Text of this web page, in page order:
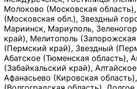
Молоково (Московская
(Московская обл.), Звездный
Мариинск, Мариуполь,
край), Мелитополь
(Пермский край), Звездный
Абатское (Тюменская область),
(Забайкальский край),
Афанасьево (Кировская